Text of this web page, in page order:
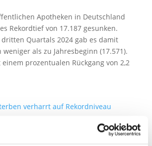
Apotheken in Deutschland
Rekordtief von 17.187 gesunken.
dritten Quartals 2024 gab es damit
weniger als zu Jahresbeginn (17.571).
prozentualen Rückgang von 2,2
verharrt auf Rekordniveau